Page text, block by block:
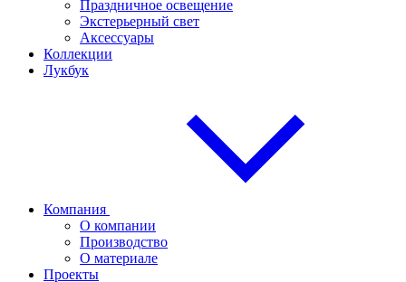
Праздничное освещение
Экстерьерный свет
Аксессуары
Коллекции
Лукбук
Компания
О компании
Производство
О материале
Проекты